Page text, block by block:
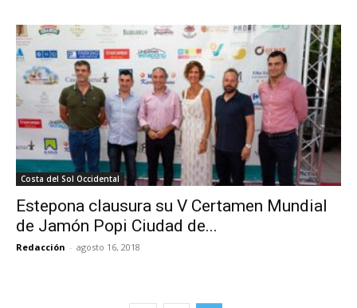
Costa del Sol Occidental
Estepona clausura su V Certamen Mundial
de Jamón Popi Ciudad de...
Redacción - agosto 16, 2018